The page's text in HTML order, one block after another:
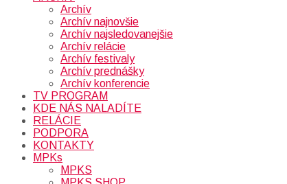
Archív
Archív najnovšie
Archív najsledovanejšie
Archív relácie
Archív festivaly
Archív prednášky
Archív konferencie
TV PROGRAM
KDE NÁS NALADÍTE
RELÁCIE
PODPORA
KONTAKTY
MPKs
MPKS